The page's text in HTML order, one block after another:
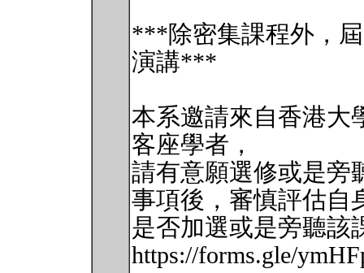
***除密集課程外，
演講***
本系邀請來自香港大
客座學者，
請有意願選修或是旁
事項後，審慎評估自
是否加選或是旁聽該
https://forms.gle/